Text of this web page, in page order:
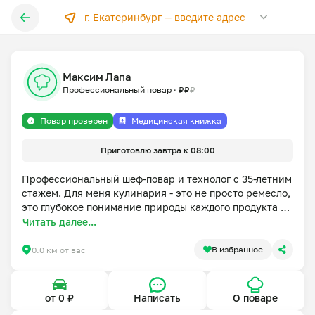
г. Екатеринбург —введите адрес
Максим Лапа
Профессиональный повар · ₽₽₽
Повар проверен Медицинская книжка
Приготовлю завтра к 08:00
Профессиональный шеф-повар и технолог с 35-летним
стажем. Для меня кулинария - это не просто ремесло,
это глубокое понимание природы каждого продукта и
осознанный подход к питанию.
Более 10 лет я изучаю традиции Южной Индии
специализация - это чистые, сбалансированные
вкусы, где правильные специи не перебивают, а
раскрывают истинную суть блюда.
Читать далее...
0.0 км от вас В избранное
от 0 ₽ Написать О поваре